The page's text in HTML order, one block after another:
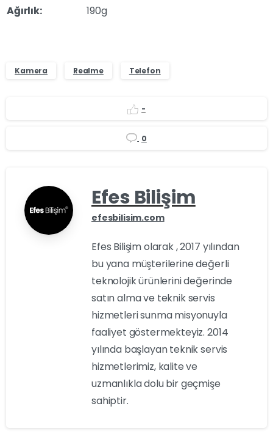
Ağırlık:
190g
Kamera Realme Telefon
-
0
Efes Bilişim
efesbilisim.com
Efes Bilişim olarak , 2017 yılından
bu yana müşterilerine değerli
teknolojik ürünlerini değerinde
satın alma ve teknik servis
hizmetleri sunma misyonuyla
faaliyet göstermekteyiz. 2014
yılında başlayan teknik servis
hizmetlerimiz, kalite ve
uzmanlıkla dolu bir geçmişe
sahiptir.